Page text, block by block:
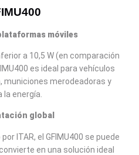
400
móviles
a 10,5 W (en comparación
es ideal para vehículos
municiones merodeadoras y
energía.
global
ITAR, el GFIMU400 se puede
en una solución ideal